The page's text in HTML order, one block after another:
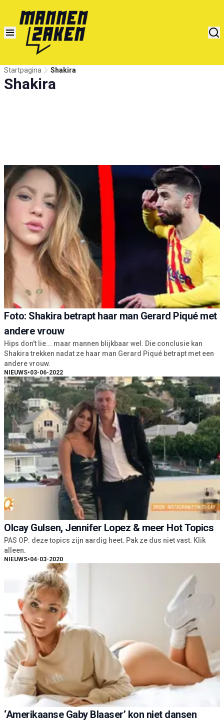
Startpagina Shakira
Shakira
Foto: Shakira betrapt haar man Gerard Piqué met
andere vrouw
Hips don't lie... maar mannen blijkbaar wel. Die conclusie kan
Shakira trekken nadat ze haar man Gerard Piqué betrapt met een
andere vrouw.
NIEUWS•03-06-2022
Olcay Gulsen, Jennifer Lopez & meer Hot Topics
PAS OP: deze topics zijn aardig heet. Pak ze dus niet vast. Klik
alleen.
NIEUWS•04-03-2020
‘Amerikaanse Gaby Blaaser’ kon niet dansen